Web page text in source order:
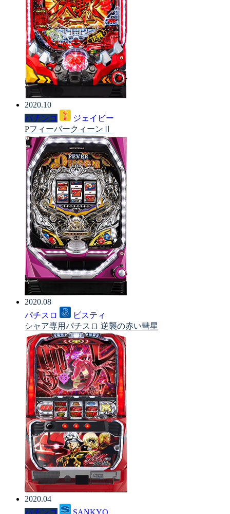
2020.10
パチンコ
ジェイビー
PフィーバークィーンⅡ
2020.08
パチスロ
ビスティ
シャア専用パチスロ 逆襲の赤い彗星
2020.04